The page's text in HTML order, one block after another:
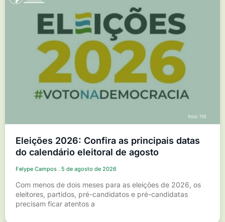
Eleições 2026: Confira as principais datas
do calendário eleitoral de agosto
Felype Campos 5 de agosto de 2026
Com menos de dois meses para as eleições de 2026, os
eleitores, partidos, pré-candidatos e pré-candidatas
precisam ficar atentos a